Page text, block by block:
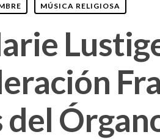
MÚSICA RELIGIOSA
del